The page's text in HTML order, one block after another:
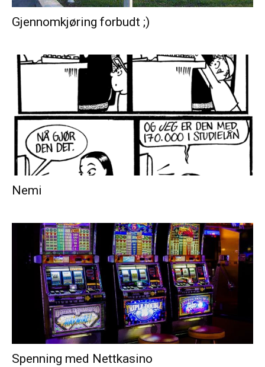
Gjennomkjøring forbudt ;)
Nemi
Spenning med Nettkasino